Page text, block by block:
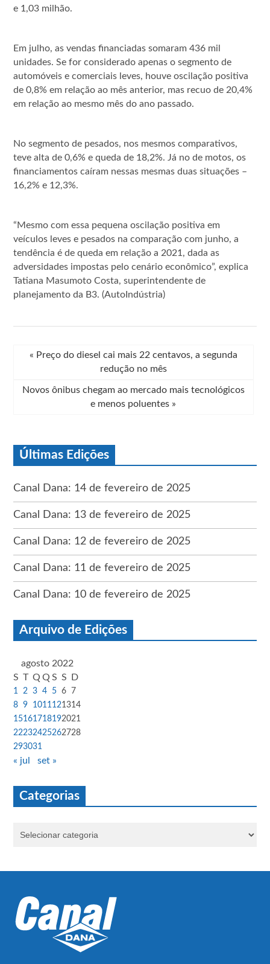
e 1,03 milhão.
Em julho, as vendas financiadas somaram 436 mil
unidades. Se for considerado apenas o segmento de
automóveis e comerciais leves, houve oscilação positiva
de 0,8% em relação ao mês anterior, mas recuo de 20,4%
em relação ao mesmo mês do ano passado.
No segmento de pesados, nos mesmos comparativos,
teve alta de 0,6% e queda de 18,2%. Já no de motos, os
financiamentos caíram nessas mesmas duas situações –
16,2% e 12,3%.
“Mesmo com essa pequena oscilação positiva em
veículos leves e pesados na comparação com junho, a
tendência é de queda em relação a 2021, dada as
adversidades impostas pelo cenário econômico”, explica
Tatiana Masumoto Costa, superintendente de
planejamento da B3. (AutoIndústria)
« Preço do diesel cai mais 22 centavos, a segunda
redução no mês
Novos ônibus chegam ao mercado mais tecnológicos
e menos poluentes »
Últimas Edições
Canal Dana: 14 de fevereiro de 2025
Canal Dana: 13 de fevereiro de 2025
Canal Dana: 12 de fevereiro de 2025
Canal Dana: 11 de fevereiro de 2025
Canal Dana: 10 de fevereiro de 2025
Arquivo de Edições
agosto 2022
S T Q Q S S D
1 2 3 4 5 6
7
8 9 1011 121314
15161718192021
22232425262728
293031
« jul set »
Categorias